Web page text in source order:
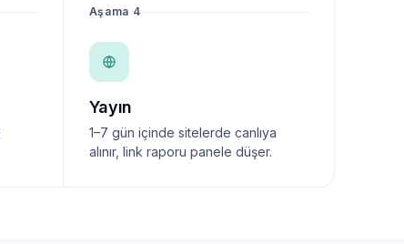
Aşama 4
Yayın
1–7 gün içinde sitelerde canlıya
alınır, link raporu panele düşer.